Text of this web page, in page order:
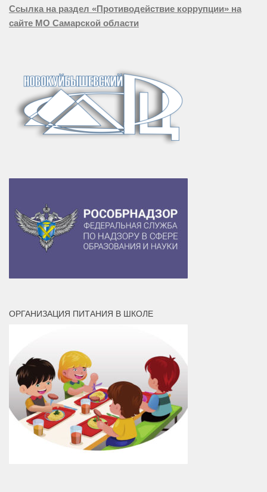
Ссылка на раздел «Противодействие коррупции» на
сайте МО Самарской области
ОРГАНИЗАЦИЯ ПИТАНИЯ В ШКОЛЕ